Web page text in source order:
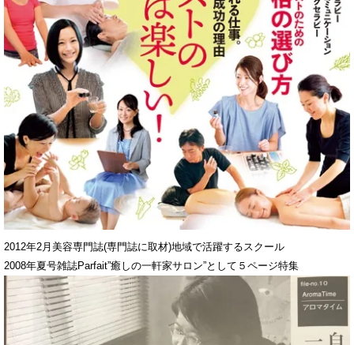
2012年2月美容専門誌(専門誌に取材)地域で活躍するスクール
2008年夏号雑誌Parfait”癒しの一軒家サロン”として５ページ特集